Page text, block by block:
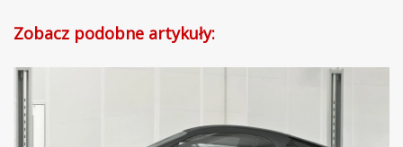
Zobacz podobne artykuły: